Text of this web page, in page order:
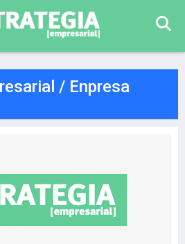
/ Enpresa